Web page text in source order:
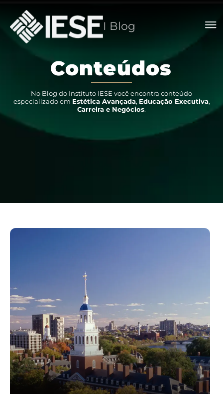
I Blog
Conteúdos
No Blog do Instituto IESE você encontra conteúdo
especializado em Estética Avançada, Educação Executiva,
Carreira e Negócios.